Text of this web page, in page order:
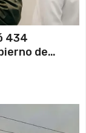
434
de